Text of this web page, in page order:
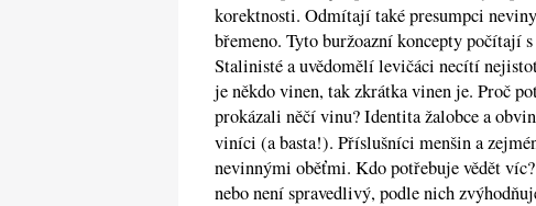
korektnosti. Odmítají také presumpci
břemeno. Tyto buržoazní koncepty počítají
Stalinisté a uvědomělí levičáci necítí
je někdo vinen, tak zkrátka vinen je. Proč
prokázali něčí vinu? Identita žalobce a
viníci (a basta!). Příslušníci menšin a
nevinnými oběťmi. Kdo potřebuje vědět
nebo není spravedlivý, podle nich